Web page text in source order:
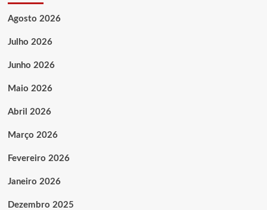
Agosto 2026
Julho 2026
Junho 2026
Maio 2026
Abril 2026
Março 2026
Fevereiro 2026
Janeiro 2026
Dezembro 2025